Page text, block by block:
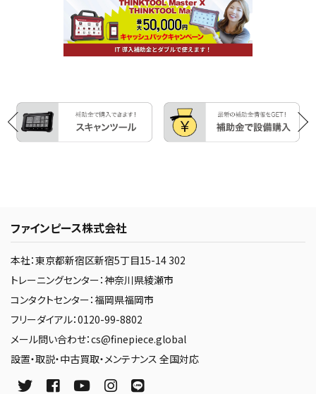
ファインピース株式会社
本社：東京都新宿区新宿5丁目15-14 302
トレーニングセンター：神奈川県綾瀬市
コンタクトセンター：福岡県福岡市
フリーダイアル：0120-99-8802
メール問い合わせ：cs@finepiece.global
設置・取説・中古買取・メンテナンス 全国対応